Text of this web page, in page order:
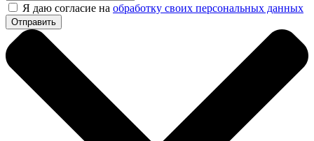
Я даю согласие на обработку своих персональных данных